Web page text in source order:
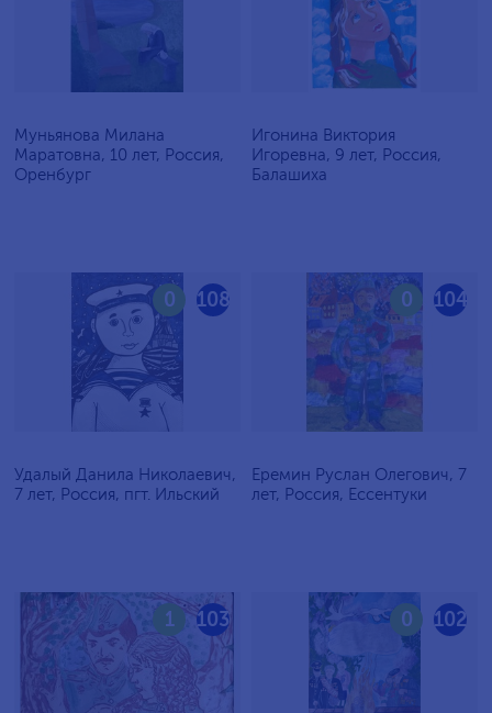
Муньянова Милана
Маратовна, 10 лет, Россия,
Оренбург
Игонина Виктория
Игоревна, 9 лет, Россия,
Балашиха
108
0
Удалый Данила Николаевич,
7 лет, Россия, пгт. Ильский
104
0
Еремин Руслан Олегович, 7
лет, Россия, Ессентуки
103
1 102
0